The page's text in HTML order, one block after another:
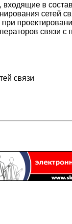
в
сетей
связи с
связи